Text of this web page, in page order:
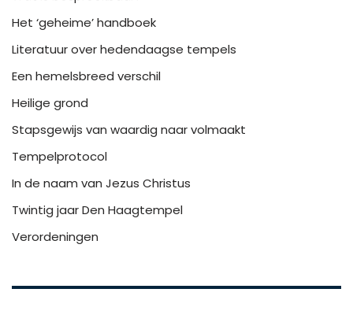
Het ‘geheime’ handboek
Literatuur over hedendaagse tempels
Een hemelsbreed verschil
Heilige grond
Stapsgewijs van waardig naar volmaakt
Tempelprotocol
In de naam van Jezus Christus
Twintig jaar Den Haagtempel
Verordeningen